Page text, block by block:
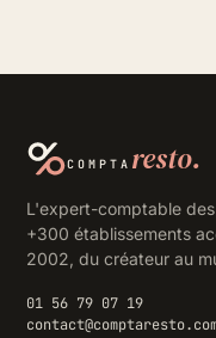
COMPTA resto.
L'expert-comptable
+300 établissements
2002, du créateur au
01 56 79 07 19